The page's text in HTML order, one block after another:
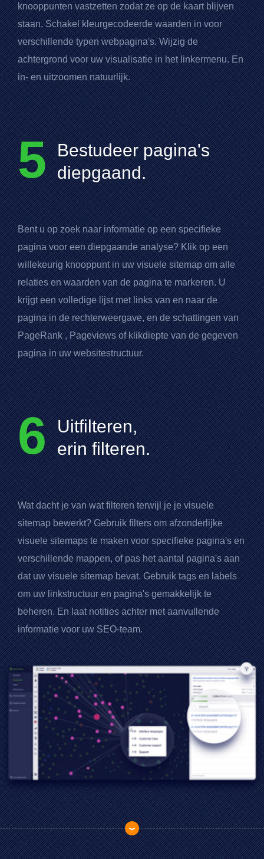
knooppunten vastzetten zodat ze op de kaart blijven
staan. Schakel kleurgecodeerde waarden in voor
verschillende typen webpagina's. Wijzig de
achtergrond voor uw visualisatie in het linkermenu. En
in- en uitzoomen natuurlijk.
5 Bestudeer pagina's
diepgaand.
Bent u op zoek naar informatie op een specifieke
pagina voor een diepgaande analyse? Klik op een
willekeurig knooppunt in uw visuele sitemap om alle
relaties en waarden van de pagina te markeren. U
krijgt een volledige lijst met links van en naar de
pagina in de rechterweergave, en de schattingen van
PageRank, Pageviews of klikdiepte van de gegeven
pagina in uw websitestructuur.
6 Uitfilteren,
erin filteren.
Wat dacht je van wat filteren terwijl je je visuele
sitemap bewerkt? Gebruik filters om afzonderlijke
visuele sitemaps te maken voor specifieke pagina's en
verschillende mappen, of pas het aantal pagina's aan
dat uw visuele sitemap bevat. Gebruik tags en labels
om uw linkstructuur en pagina's gemakkelijk te
beheren. En laat notities achter met aanvullende
informatie voor uw SEO-team.